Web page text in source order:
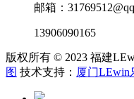
邮箱：
13906090165
版权所有 © 2023 福建
图 技术支持： 厦门LEwin